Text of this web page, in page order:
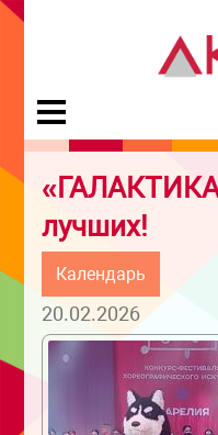
лучших!
Календарь
20.02.2026